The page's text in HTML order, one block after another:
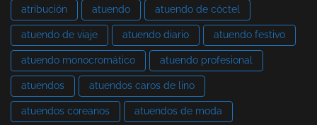
atribución atuendo atuendo de cóctel
atuendo de viaje atuendo diario atuendo festivo
atuendo monocromático atuendo profesional
atuendos atuendos caros de lino
atuendos coreanos atuendos de moda